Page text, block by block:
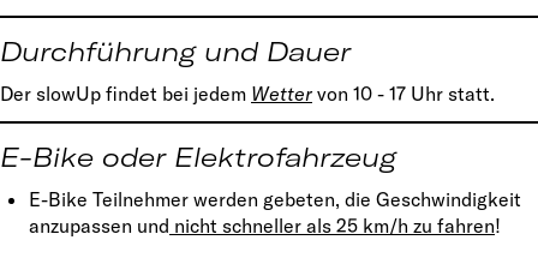
Durchführung und Dauer
Der slowUp findet bei jedem Wetter von 10 - 17 Uhr statt.
E-Bike oder Elektrofahrzeug
E-Bike Teilnehmer werden gebeten, die Geschwindigkeit
anzupassen und nicht schneller als 25 km/h zu fahren!